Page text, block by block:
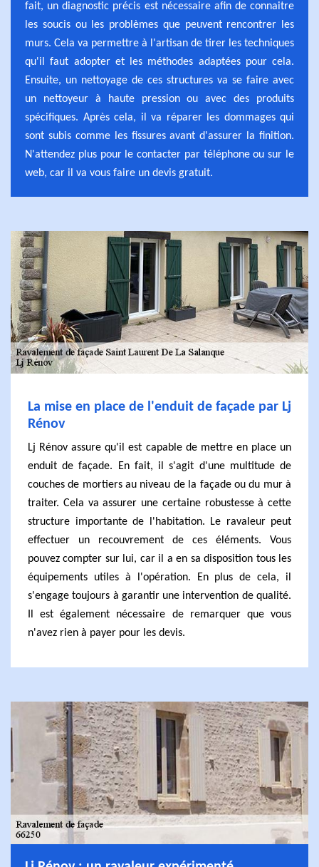
fait, un diagnostic précis est nécessaire afin de connaitre
les soucis ou les problèmes que peuvent rencontrer les
murs. Cela va permettre à l'artisan de tirer les techniques
qu'il faut adopter et les méthodes adaptées pour cela.
Ensuite, un nettoyage de ces structures va se faire avec
un nettoyeur à haute pression ou avec des produits
spécifiques. Après cela, il va réparer les dommages qui
sont subis comme les fissures avant d'assurer la finition.
N'attendez plus pour le contacter par téléphone ou sur le
web, car il va vous faire un devis gratuit.
La mise en place de l'enduit de façade par Lj
Rénov
Lj Rénov assure qu'il est capable de mettre en place un
enduit de façade. En fait, il s'agit d'une multitude de
couches de mortiers au niveau de la façade ou du mur à
traiter. Cela va assurer une certaine robustesse à cette
structure importante de l'habitation. Le ravaleur peut
effectuer un recouvrement de ces éléments. Vous
pouvez compter sur lui, car il a en sa disposition tous les
équipements utiles à l'opération. En plus de cela, il
s'engage toujours à garantir une intervention de qualité.
Il est également nécessaire de remarquer que vous
n'avez rien à payer pour les devis.